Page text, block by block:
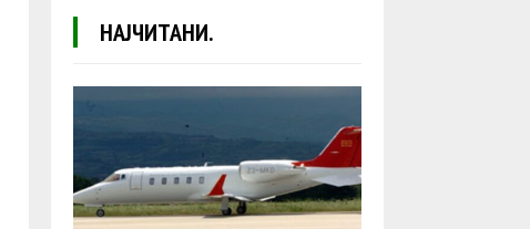
НАЈЧИТАНИ.